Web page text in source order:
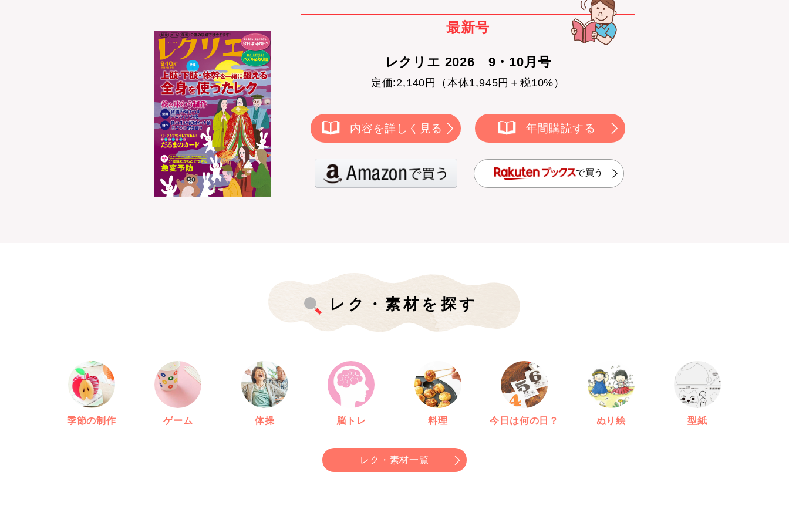
最新号
レクリエ 2026 9・10月号
定価:2,140円（本体1,945円＋税10%）
内容を詳しく見る 年間購読する
で買う
レク・素材を探す
季節の制作 ゲーム 体操 脳トレ 料理 今日は何の日？ ぬり絵 型紙
レク・素材一覧